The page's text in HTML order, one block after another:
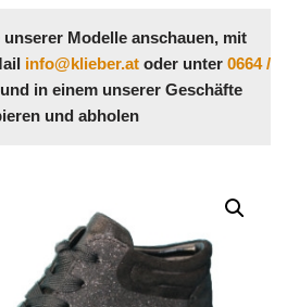
Modelle anschauen, mit
info@klieber.atoder unter 0664 /
in einem unserer Geschäfte
und abholen